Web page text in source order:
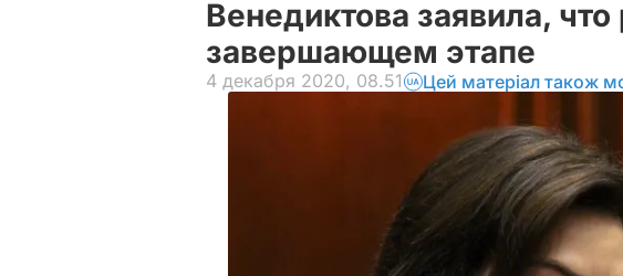
Венедиктова заявила,
завершающем этапе
4 декабря 2020, 08.51 Цей матеріал також